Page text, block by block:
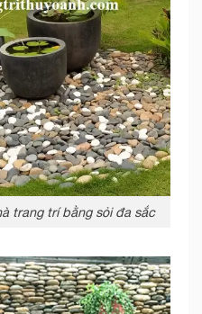
trang trí bằng sỏi đa sắc